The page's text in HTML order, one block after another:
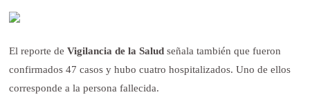
El reporte deVigilancia de la Salud señala también que fueron
confirmados 47 casos y hubo cuatro hospitalizados. Uno de ellos
corresponde a la persona fallecida.